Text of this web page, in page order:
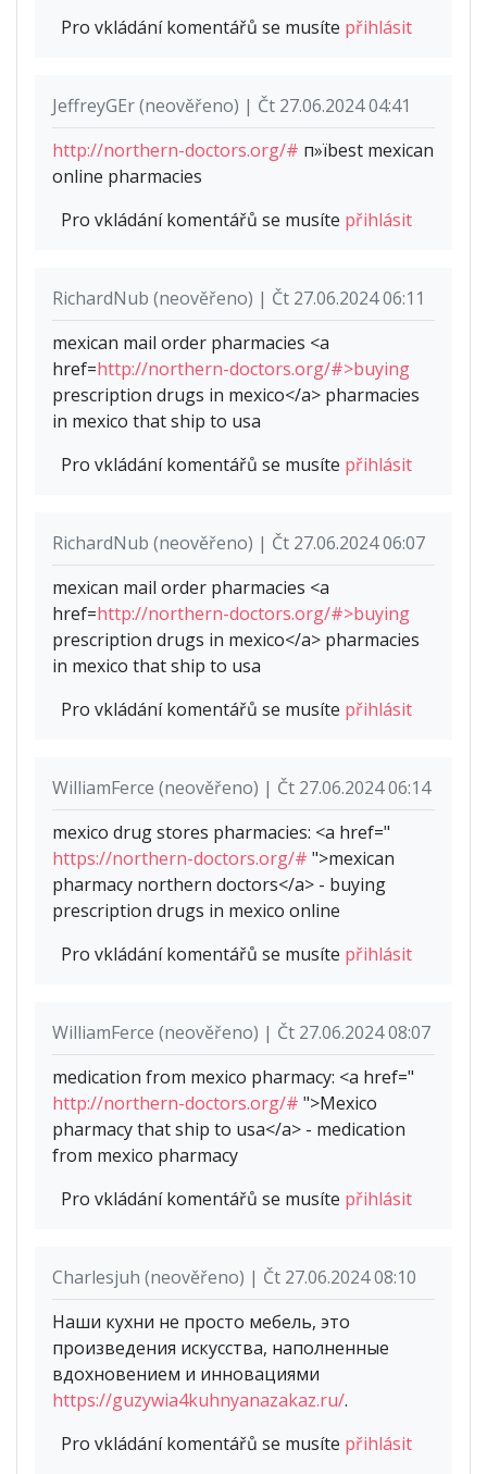
Pro vkládání komentářů se musíte přihlásit
JeffreyGEr (neověřeno) | Čt 27.06.2024 04:41
http://northern-doctors.org/# п»їbest mexican
online pharmacies
Pro vkládání komentářů se musíte přihlásit
RichardNub (neověřeno) | Čt 27.06.2024 06:11
mexican mail order pharmacies <a
href=http://northern-doctors.org/#>buying
prescription drugs in mexico</a> pharmacies
in mexico that ship to usa
Pro vkládání komentářů se musíte přihlásit
RichardNub (neověřeno) | Čt 27.06.2024 06:07
mexican mail order pharmacies <a
href=http://northern-doctors.org/#>buying
prescription drugs in mexico</a> pharmacies
in mexico that ship to usa
Pro vkládání komentářů se musíte přihlásit
WilliamFerce (neověřeno) | Čt 27.06.2024 06:14
mexico drug stores pharmacies: <a href="
https://northern-doctors.org/# ">mexican
pharmacy northern doctors</a> - buying
prescription drugs in mexico online
Pro vkládání komentářů se musíte přihlásit
WilliamFerce (neověřeno) | Čt 27.06.2024 08:07
medication from mexico pharmacy: <a href="
http://northern-doctors.org/# ">Mexico
pharmacy that ship to usa</a> - medication
from mexico pharmacy
Pro vkládání komentářů se musíte přihlásit
Charlesjuh (neověřeno) | Čt 27.06.2024 08:10
Наши кухни не просто мебель, это
произведения искусства, наполненные
вдохновением и инновациями
https://guzywia4kuhnyanazakaz.ru/.
Pro vkládání komentářů se musíte přihlásit